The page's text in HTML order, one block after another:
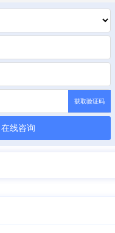
获取验证码
在线咨询